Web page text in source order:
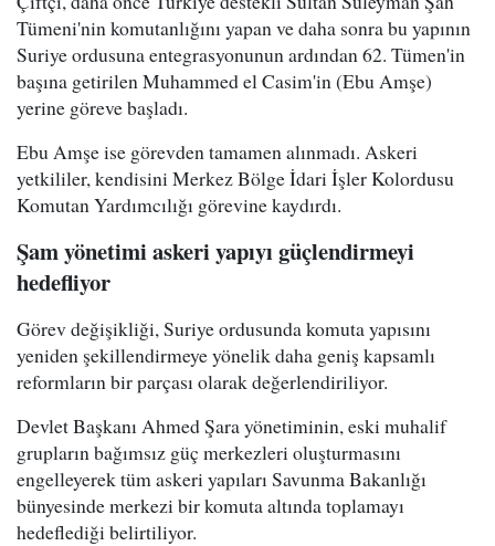
Tümeni'nin komutanlığını yapan ve daha sonra bu yapının
Suriye ordusuna entegrasyonunun ardından 62. Tümen'in
başına getirilen Muhammed el Casim'in (Ebu Amşe)
yerine göreve başladı.
Ebu Amşe ise görevden tamamen alınmadı. Askeri
yetkililer, kendisini Merkez Bölge İdari İşler Kolordusu
Komutan Yardımcılığı görevine kaydırdı.
Şam yönetimi askeri yapıyı güçlendirmeyi
hedefliyor
Görev değişikliği, Suriye ordusunda komuta yapısını
yeniden şekillendirmeye yönelik daha geniş kapsamlı
reformların bir parçası olarak değerlendiriliyor.
Devlet Başkanı Ahmed Şara yönetiminin, eski muhalif
grupların bağımsız güç merkezleri oluşturmasını
engelleyerek tüm askeri yapıları Savunma Bakanlığı
bünyesinde merkezi bir komuta altında toplamayı
hedeflediği belirtiliyor.